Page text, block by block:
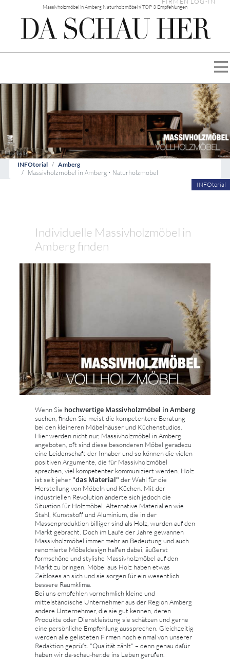
Massivholzmöbel in Amberg Naturholzmöbel √ TOP 3 Empfehlungen
INFOtorial Amberg
Massivholzmöbel in Amberg • Naturholzmöbel
INFOtorial
Individuelle Massivholzmöbel in
Amberg finden
Wenn Sie hochwertige Massivholzmöbel in Amberg
suchen, finden Sie meist die kompetentere Beratung
bei den kleineren Möbelhäuser und Küchenstudios.
Hier werden nicht nur, Massivholzmöbel in Amberg
angeboten, oft sind diese besonderen Möbel geradezu
eine Leidenschaft der Inhaber und so können die vielen
positiven Argumente, die für Massivholzmöbel
sprechen, viel kompetenter kommuniziert werden. Holz
ist seit jeher"das Material" der Wahl für die
Herstellung von Möbeln und Küchen. Mit der
industriellen Revolution änderte sich jedoch die
Situation für Holzmöbel. Alternative Materialien wie
Stahl, Kunststoff und Aluminium, die in der
Massenproduktion billiger sind als Holz, wurden auf den
Markt gebracht. Doch im Laufe der Jahre gewannen
Massivholzmöbel immer mehr an Bedeutung und auch
renomierte Möbeldesign halfen dabei, äußerst
formschöne und stylishe Massivholzmöbel auf den
Markt zu bringen. Möbel aus Holz haben etwas
Zeitloses an sich und sie sorgen für ein wesentlich
bessere Raumklima.
Bei uns empfehlen vornehmlich kleine und
mittelständische Unternehmer aus der Region Amberg
andere Unternehmer, die sie gut kennen, deren
Produkte oder Dienstleistung sie schätzen und gerne
eine persönliche Empfehlung aussprechen. Gleichzeitig
werden alle gelisteten Firmen noch einmal von unserer
Redaktion geprüft. "Qualität zählt" – denn genau dafür
haben wir da-schau-her.de ins Leben gerufen.